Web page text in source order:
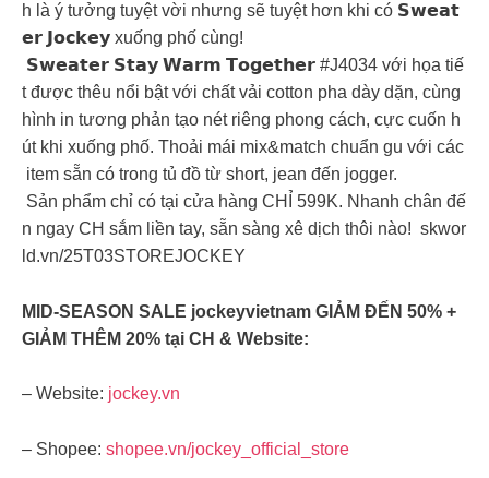
h là ý tưởng tuyệt vời nhưng sẽ tuyệt hơn khi có 𝗦𝘄𝗲𝗮𝘁
𝗲𝗿 𝗝𝗼𝗰𝗸𝗲𝘆 xuống phố cùng!
𝗦𝘄𝗲𝗮𝘁𝗲𝗿 𝗦𝘁𝗮𝘆 𝗪𝗮𝗿𝗺 𝗧𝗼𝗴𝗲𝘁𝗵𝗲𝗿 #J4034 với họa tiế
t được thêu nổi bật với chất vải cotton pha dày dặn, cùng
hình in tương phản tạo nét riêng phong cách, cực cuốn h
út khi xuống phố. Thoải mái mix&match chuẩn gu với các
item sẵn có trong tủ đồ từ short, jean đến jogger.
Sản phẩm chỉ có tại cửa hàng CHỈ 599K. Nhanh chân đế
n ngay CH sắm liền tay, sẵn sàng xê dịch thôi nào! skwor
ld.vn/25T03STOREJOCKEY
MID-SEASON SALE jockeyvietnam GIẢM ĐẾN 50% +
GIẢM THÊM 20% tại CH & Website:
– Website: jockey.vn
– Shopee: shopee.vn/jockey_official_store